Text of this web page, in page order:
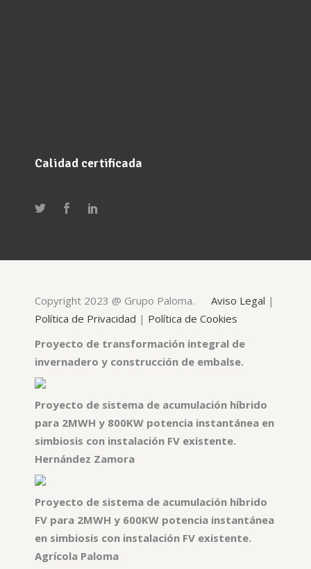
Calidad certificada
Copyright 2023 @ Grupo Paloma. Aviso Legal |
Política de Privacidad | Política de Cookies
Proyecto de transformación integral de
invernadero y construcción de embalse.
Proyecto de sistema de acumulación híbrido
para 2MWH y 800KW potencia instantánea en
simbiosis con instalación FV existente.
Hernández Zamora
Proyecto de sistema de acumulación híbrido
FV para 2MWH y 600KW potencia instantánea
en simbiosis con instalación FV existente.
Agrícola Paloma